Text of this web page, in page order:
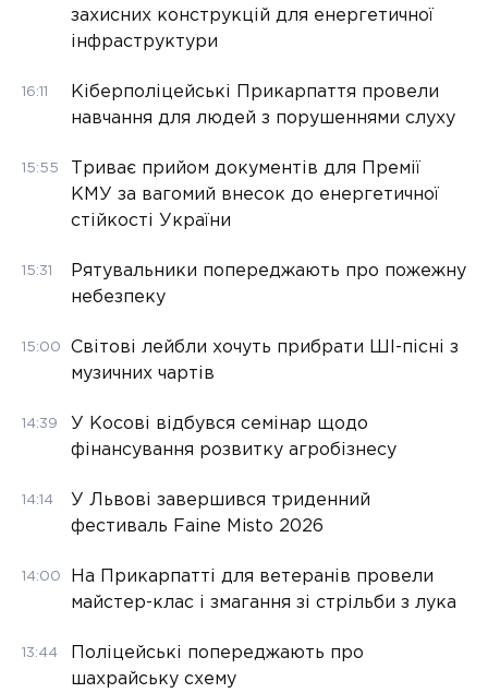
захисних конструкцій для енергетичної
інфраструктури
16:11
Кіберполіцейські Прикарпаття провели
навчання для людей з порушеннями слуху
15:55
Триває прийом документів для Премії
КМУ за вагомий внесок до енергетичної
стійкості України
15:31
Рятувальники попереджають про пожежну
небезпеку
15:00
Світові лейбли хочуть прибрати ШІ-пісні з
музичних чартів
14:39
У Косові відбувся семінар щодо
фінансування розвитку агробізнесу
14:14
У Львові завершився триденний
фестиваль Faine Misto 2026
14:00
На Прикарпатті для ветеранів провели
майстер-клас і змагання зі стрільби з лука
13:44
Поліцейські попереджають про
шахрайську схему